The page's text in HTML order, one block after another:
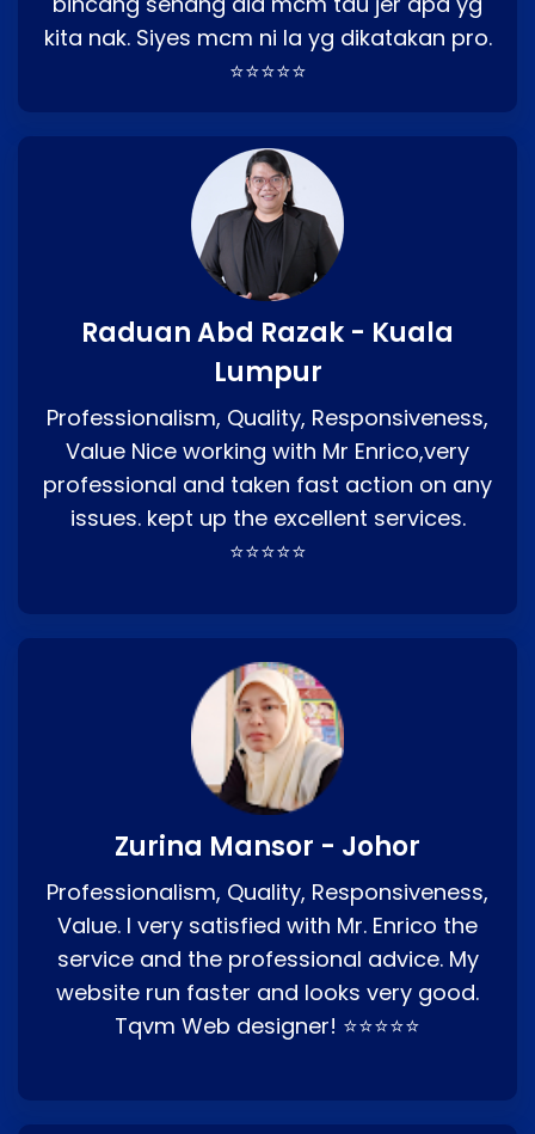
kita nak. Siyes mcm ni la yg dikatakan pro.
⭐⭐⭐⭐⭐
Raduan Abd Razak - Kuala
Lumpur
Professionalism, Quality, Responsiveness,
Value Nice working with Mr Enrico,very
professional and taken fast action on any
issues. kept up the excellent services.
⭐⭐⭐⭐⭐
Zurina Mansor - Johor
Professionalism, Quality, Responsiveness,
Value. I very satisfied with Mr. Enrico the
service and the professional advice. My
website run faster and looks very good.
Tqvm Web designer! ⭐⭐⭐⭐⭐